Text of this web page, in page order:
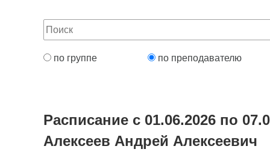
по группе по преподавателю
Расписание с 01.06.2026 по
Алексеев Андрей Алексеевич